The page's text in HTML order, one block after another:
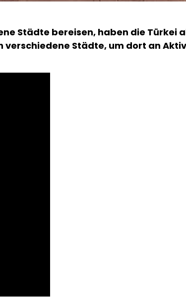
Städte bereisen, haben die Türkei
verschiedene Städte, um dort an